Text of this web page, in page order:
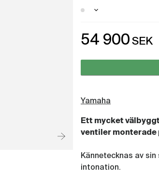
Eufonium
Malmö - Just nu
54 900 SEK
Yamaha
Ett mycket
ventiler monterade
Kännetecknas av
intonation.